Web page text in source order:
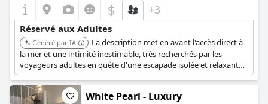
$ +3
Réservé aux Adultes
Généré par IA
La description met en avant l'accès direct à
la mer et une intimité inestimable, très recherchés par les
voyageurs adultes en quête d'une escapade isolée et relaxante.
La configuration de la villa offre plus d'espace et d'exclusivité.
White Pearl - Luxury